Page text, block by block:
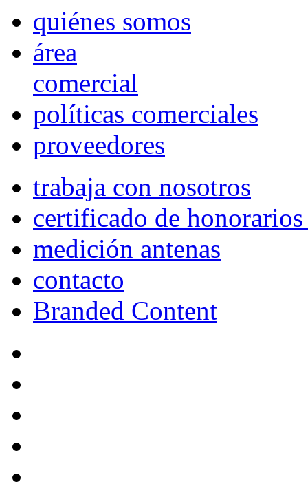
quiénes somos
área
comercial
políticas comerciales
proveedores
trabaja con nosotros
certificado de
medición antenas
contacto
Branded Content